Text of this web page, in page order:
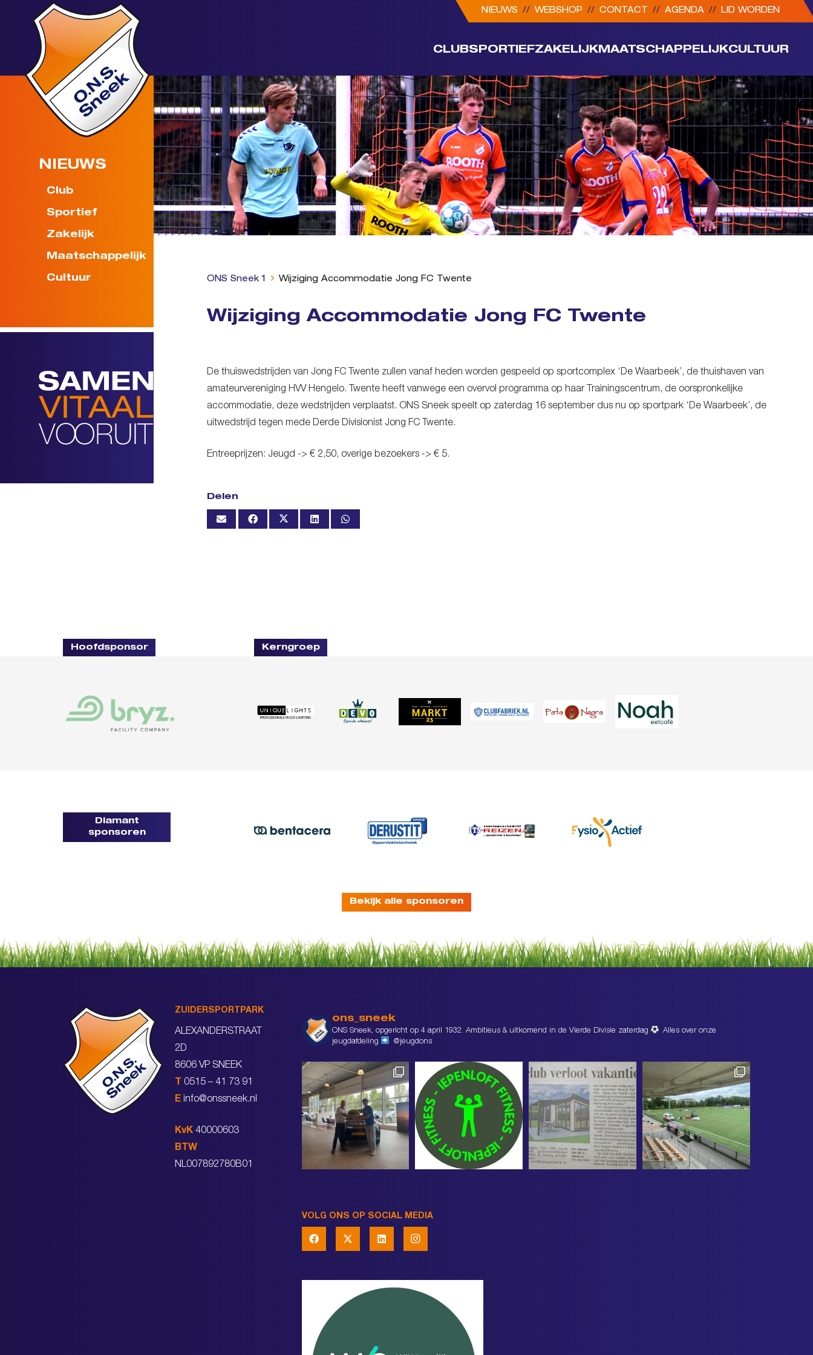
NIEUWS // WEBSHOP // CONTACT // AGENDA // LID WORDEN
CLUBSPORTIEFZAKELIJK MAATSCHAPPELIJKCULTUUR
NIEUWS
Club
Sportief
Zakelijk
Maatschappelijk
Cultuur ONS Sneek 1 Wijziging Accommodatie Jong FC Twente
Wijziging Accommodatie Jong FC Twente
De thuiswedstrijden van Jong FC Twente zullen vanaf heden worden gespeeld op sportcomplex ‘De Waarbeek’, de thuishaven van
amateurvereniging HVV Hengelo. Twente heeft vanwege een overvol programma op haar Trainingscentrum, de oorspronkelijke
accommodatie, deze wedstrijden verplaatst. ONS Sneek speelt op zaterdag 16 september dus nu op sportpark ‘De Waarbeek’, de
uitwedstrijd tegen mede Derde Divisionist Jong FC Twente.
Entreeprijzen: Jeugd -> € 2,50, overige bezoekers -> € 5.
Delen
Hoofdsponsor Kerngroep
Diamant
sponsoren
Bekijk alle sponsoren
ZUIDERSPORTPARK
ALEXANDERSTRAAT
2D
8606 VP SNEEK
T 0515 – 41 73 91
E info@onssneek.nl
KvK 40000603
BTW
NL007892780B01
ons_sneek
ONS Sneek, opgericht op 4 april 1932. Ambitieus & uitkomend in de Vierde Divisie zaterdag
Alles over onze
jeugdafdeling
@jeugdons
VOLG ONS OP SOCIAL MEDIA